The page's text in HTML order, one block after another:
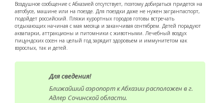
Воздушное сообщение с Абхазией отсутствует, поэтому добираться придется на
автобусе, машине или на поезде. Для поездки даже не нужен загранпаспорт,
подойдет российский. Пляжи курортных городов готовы встречать
отдыхающих начиная с мая месяца и заканчивая сентябрем. Детей порадуют
аквапарки, аттракционы и питомники с животными. Лечебный воздух
пицундских сосен на целый год зарядит здоровьем и иммунитетом как
взрослых, так и детей.
Для сведения!
Ближайший аэропорт к Абхазии расположен в г.
Адлер Сочинской области.